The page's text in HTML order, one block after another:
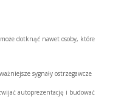
dotknąć nawet osoby, które
sygnały ostrzegawcze
autoprezentację i budować